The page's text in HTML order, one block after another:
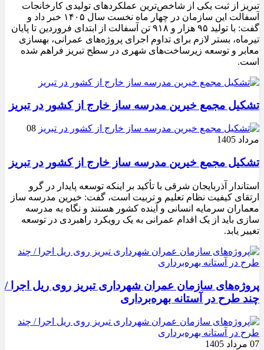
تبریز از ثبت یکی از شاخص‌ترین عملکردهای تولیدی کارخانجات
آسفالت این سازمان در چهار ماه نخست سال ۱۴۰۵ خبر داد و
گفت: با تولید ۹۵ هزار و ۹۱۸ تن آسفالت از ابتدای فروردین تا پایان
تیرماه، بستر لازم برای تداوم اجرای پروژه‌های عمرانی، بهسازی
معابر و توسعه زیرساخت‌های شهری در سطح تبریز فراهم شده
است.
تشکیل مجمع خیرین مدرسه ‌ساز خارج از کشور در تبریز
08
مرداد 1405
تشکیل مجمع خیرین مدرسه ‌ساز خارج از کشور در تبریز
استاندار آذربایجان شرقی با تأکید بر اینکه توسعه پایدار در گرو
ارتقای کیفیت نظام تعلیم و تربیت است، گفت: خیرین مدرسه ‌ساز
معماران سرمایه انسانی و آینده کشور هستند و نگاه به مدرسه‌
سازی باید از یک اقدام عمرانی به یک رویکرد راهبردی در توسعه
تغییر یابد.
پروژه‌های سازمان عمران شهرداری تبریز روی ریل اجرا /
چند طرح در آستانه بهره‌برداری
07 مرداد 1405